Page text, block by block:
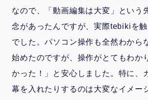
なので、「動画編集は大変」という
念があったんですが、実際tebikiを
でした。パソコン操作も全然わから
始めたのですが、操作がとてもわか
かった！」と安心しました。特に、
幕を入れたりするのは大変なイメー